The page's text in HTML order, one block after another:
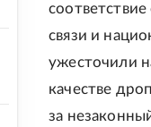
связи и
ужесточили
качестве
за